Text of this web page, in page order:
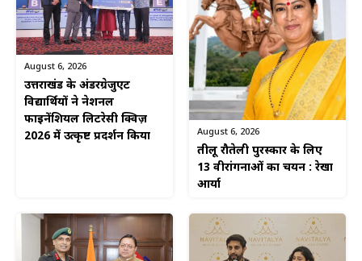
August 6, 2026
उत्तराखंड के अंडरग्रेजुएट
विद्यार्थियों ने नेशनल
फाइनेंशियल लिटरेसी क्विज़
2026 में उत्कृष्ट प्रदर्शन किया
August 6, 2026
तीलू रौतेली पुरस्कार के लिए
13 वीरांगनाओं का चयन : रेखा
आर्या